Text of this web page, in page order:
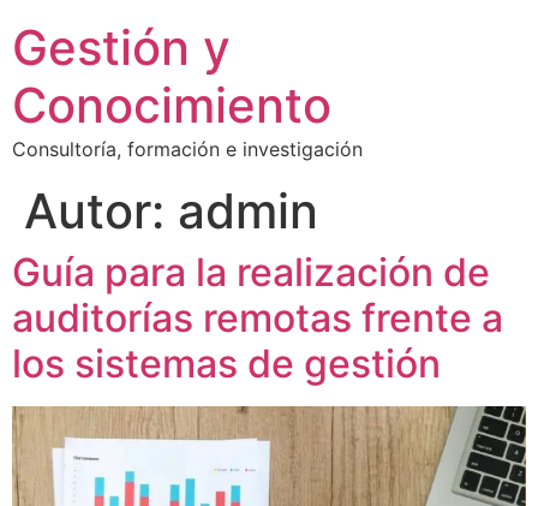
al
contenido
Gestión y
Conocimiento
Consultoría, formación e investigación
Autor: admin
Guía para la realización de
auditorías remotas frente a
los sistemas de gestión